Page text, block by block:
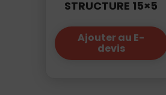
STRUCTURE 15×5
Ajouter au E-
devis